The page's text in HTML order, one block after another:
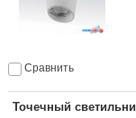
Сравнить
Точечный